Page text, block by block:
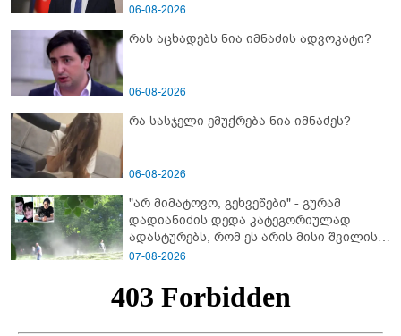
06-08-2026
რას აცხადებს ნია იმნაძის ადვოკატი?
06-08-2026
რა სასჯელი ემუქრება ნია იმნაძეს?
06-08-2026
"არ მიმატოვო, გეხვეწები" - გუ­რა­მ
დადიანიძის დედა კა­ტე­გო­რი­უ­ლად
ადას­ტუ­რებს, რომ ეს არის მისი შვი­ლის
ხმა
07-08-2026